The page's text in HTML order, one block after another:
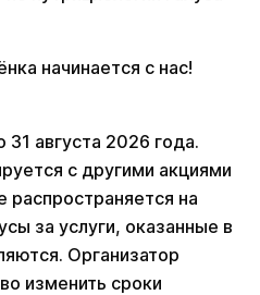
начинается с нас!
31 августа 2026 года.
с другими акциями
распространяется на
за услуги, оказанные в
Организатор
изменить сроки